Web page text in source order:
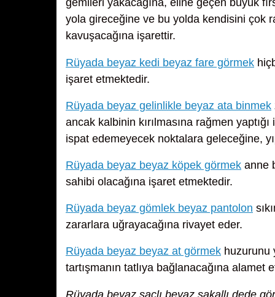
gemileri yakacağına, eline geçen büyük
yola gireceğine ve bu yolda kendisini çok
kavuşacağına işarettir.
Rüyada beyaz kedi beyaz fare görmek
işaret etmektedir.
Rüyada beyaz gelinlikle beyaz ata binmek
ancak kalbinin kırılmasına rağmen
ispat edemeyecek noktalara geleceğine,
Rüyada beyaz beyaz köpek görmek anne
sahibi olacağına işaret etmektedir.
Rüyada beyaz gömlek beyaz pantolon
zararlara uğrayacağına rivayet eder.
Rüyada beyaz beyaz at görmek huzurunu
tartışmanın tatlıya bağlanacağına alamet
Rüyada beyaz saçlı beyaz sakallı dede